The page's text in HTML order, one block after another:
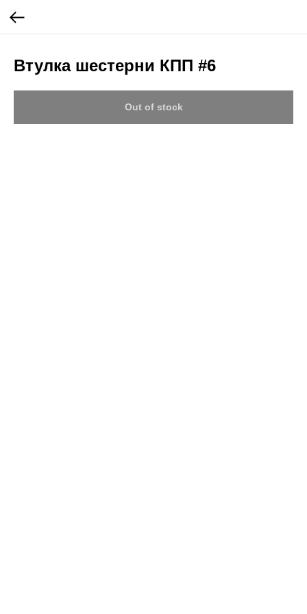
Втулка шестерни КПП #6
Out of stock